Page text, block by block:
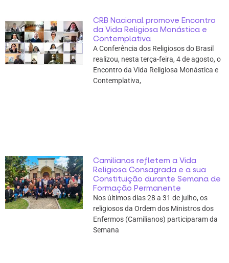
CRB Nacional promove Encontro
da Vida Religiosa Monástica e
Contemplativa
A Conferência dos Religiosos do Brasil
realizou, nesta terça-feira, 4 de agosto, o
Encontro da Vida Religiosa Monástica e
Contemplativa,
Camilianos refletem a Vida
Religiosa Consagrada e a sua
Constituição durante Semana de
Formação Permanente
Nos últimos dias 28 a 31 de julho, os
religiosos da Ordem dos Ministros dos
Enfermos (Camilianos) participaram da
Semana